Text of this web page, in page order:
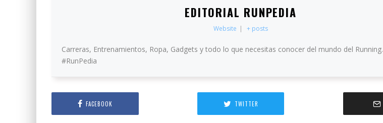
EDITORIAL RUNPEDIA
Website | + posts
Carreras, Entrenamientos, Ropa, Gadgets y todo lo que necesitas conocer del mundo del Running.
#RunPedia
FACEBOOK TWITTER